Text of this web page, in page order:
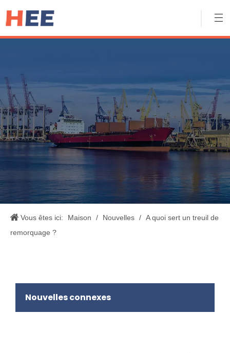
Vous êtes ici: Maison / Nouvelles / A quoi sert un treuil de
remorquage ?
Nouvelles connexes